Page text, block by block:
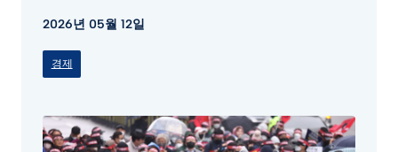
2026년 05월 12일
경제